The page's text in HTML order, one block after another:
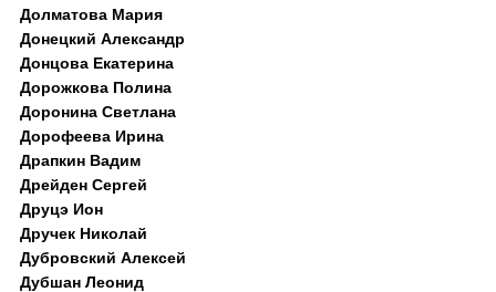
Долматова Мария
Донецкий Александр
Донцова Екатерина
Дорожкова Полина
Доронина Светлана
Дорофеева Ирина
Драпкин Вадим
Дрейден Сергей
Друцэ Ион
Дручек Николай
Дубровский Алексей
Дубшан Леонид